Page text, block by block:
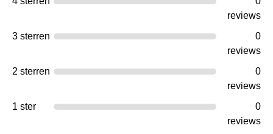
reviews
3 sterren
0
reviews
2 sterren
0
reviews
1 ster
0
reviews